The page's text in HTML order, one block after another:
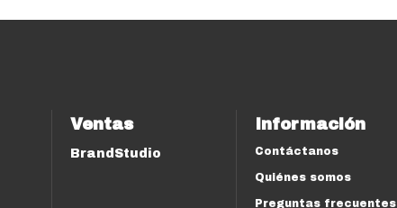
Ventas
BrandStudio
Información
Contáctanos
Quiénes somos
Preguntas frecuentes